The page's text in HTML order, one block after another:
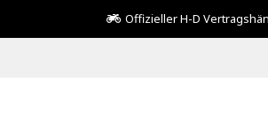
Offizieller H-D